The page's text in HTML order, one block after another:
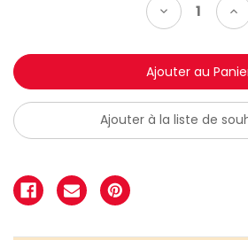
Diminuer
la
quantité:
la
Ajouter à la liste de